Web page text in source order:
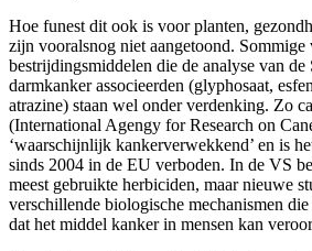
Hoe funest dit ook is voor planten,
zijn vooralsnog niet aangetoond. Sommige
bestrijdingsmiddelen die de analyse van de
darmkanker associeerden (glyphosaat,
atrazine) staan wel onder verdenking. Zo
(International Agengy for Research on
‘waarschijnlijk kankerverwekkend’ en is
sinds 2004 in de EU verboden. In de VS
meest gebruikte herbiciden, maar nieuwe
verschillende biologische mechanismen
dat het middel kanker in mensen kan